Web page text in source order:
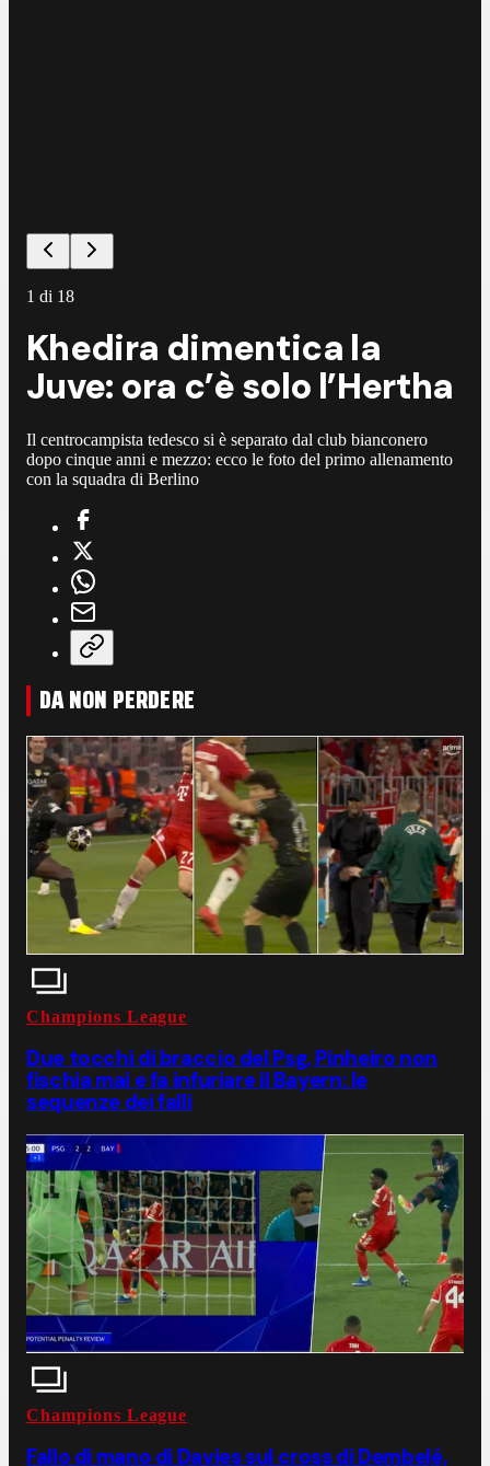
1 di 18
Khedira dimentica la
Juve: ora c’è solo l’Hertha
Il centrocampista tedesco si è separato dal club bianconero
dopo cinque anni e mezzo: ecco le foto del primo allenamento
con la squadra di Berlino
DA NON PERDERE
Champions League
Due tocchi di braccio del Psg, Pinheiro non
fischia mai e fa infuriare il Bayern: le
sequenze dei falli
Champions League
Fallo di mano di Davies sul cross di Dembelé,